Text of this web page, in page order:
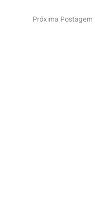
Próxima Postagem